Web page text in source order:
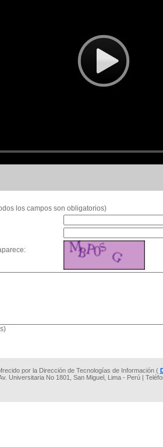
los campos son obligatorios)
por la Dirección de Tecnologías de Información (
Universitaria No 1801, San Miguel, Lima - Perú |